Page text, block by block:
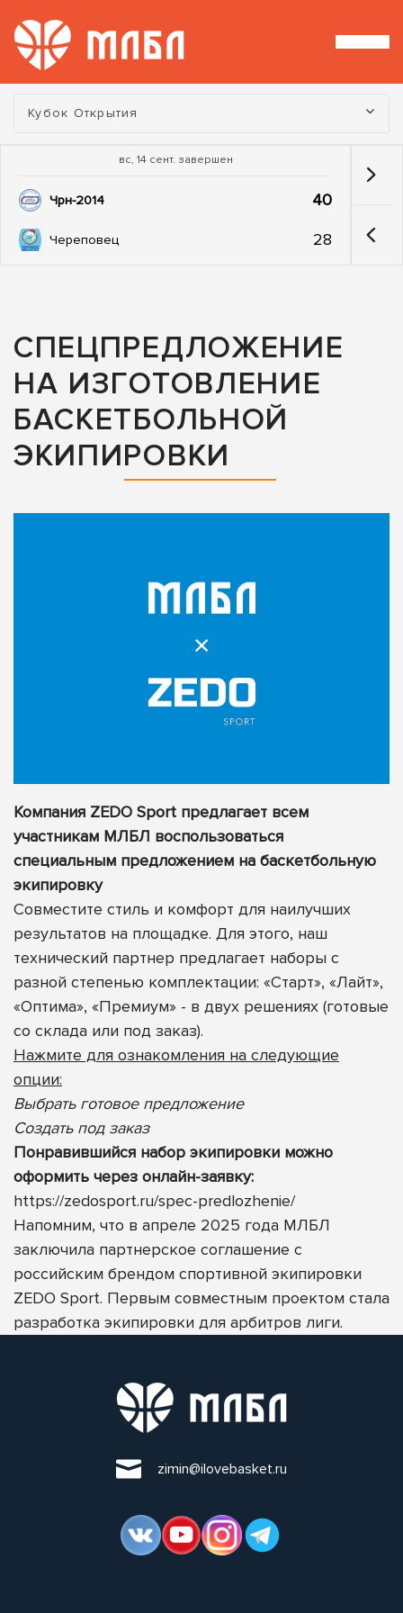
Турнир:
Кубок Открытия
вс, 14 сент. завершен
Чрн-2014 40
Череповец 28
СПЕЦПРЕДЛОЖЕНИЕ
НА ИЗГОТОВЛЕНИЕ
БАСКЕТБОЛЬНОЙ
ЭКИПИРОВКИ
Компания ZEDO Sport предлагает всем
участникам МЛБЛ воспользоваться
специальным предложением на баскетбольную
экипировку
Совместите стиль и комфорт для наилучших
результатов на площадке. Для этого, наш
технический партнер предлагает наборы с
разной степенью комплектации: «Старт», «Лайт»,
«Оптима», «Премиум» - в двух решениях (готовые
со склада или под заказ).
Нажмите для ознакомления на следующие
опции:
Выбрать готовое предложение
Создать под заказ
Понравившийся набор экипировки можно
оформить через онлайн-заявку:
https://zedosport.ru/spec-predlozhenie/
Напомним, что в апреле 2025 года МЛБЛ
заключила партнерское соглашение с
российским брендом спортивной экипировки
ZEDO Sport. Первым совместным проектом стала
разработка экипировки для арбитров лиги.
zimin@ilovebasket.ru